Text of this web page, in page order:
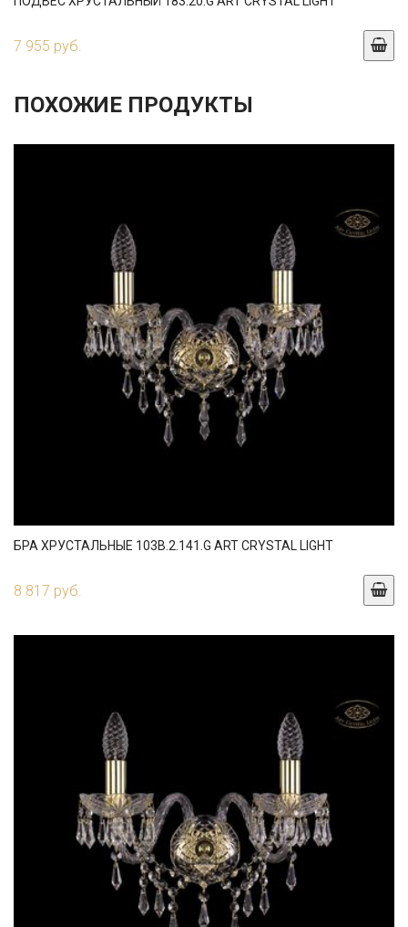
7 955 руб.
ПОХОЖИЕ ПРОДУКТЫ
БРА ХРУСТАЛЬНЫЕ 103B.2.141.G ART CRYSTAL LIGHT
8 817 руб.